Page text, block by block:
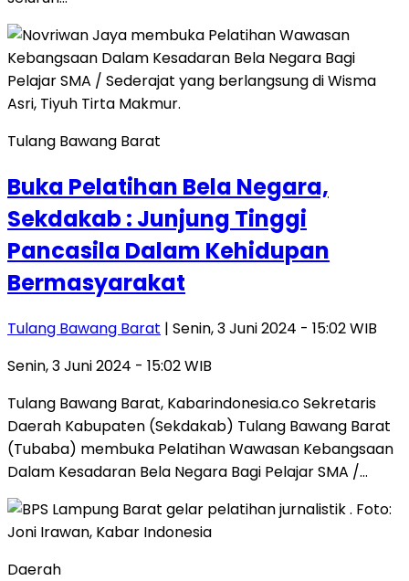
Tulang Bawang Barat
Buka Pelatihan Bela Negara,
Sekdakab : Junjung Tinggi
Pancasila Dalam Kehidupan
Bermasyarakat
Tulang Bawang Barat | Senin, 3 Juni 2024 - 15:02 WIB
Senin, 3 Juni 2024 - 15:02 WIB
Tulang Bawang Barat, Kabarindonesia.co Sekretaris
Daerah Kabupaten (Sekdakab) Tulang Bawang Barat
(Tubaba) membuka Pelatihan Wawasan Kebangsaan
Dalam Kesadaran Bela Negara Bagi Pelajar SMA /…
Daerah